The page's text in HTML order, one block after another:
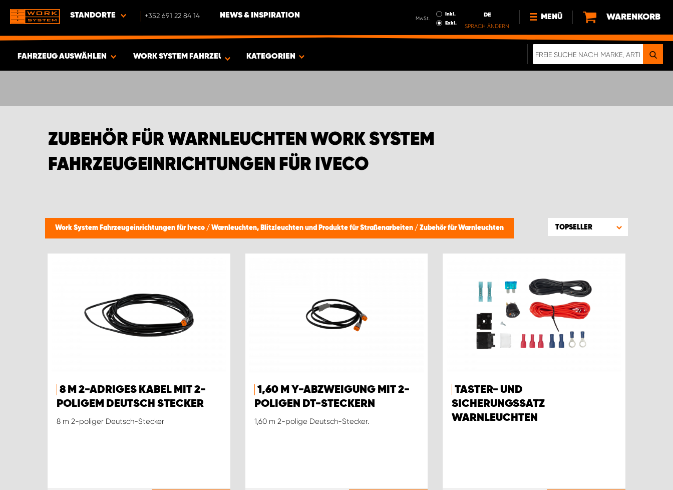
STANDORTE +352 691 22 84 14 NEWS & INSPIRATION MwSt.
Inkl.
Exkl.
DE
SPRACH ÄNDERN
MENÜ
NEWS
WARENKORB
FAHRZEUG AUSWÄHLEN WORK SYSTEM FAHRZEUGEINRICHTUNGEN FÜR IVECO
KATEGORIEN
ZUBEHÖR FÜR WARNLEUCHTEN WORK SYSTEM
FAHRZEUGEINRICHTUNGEN FÜR IVECO
Work System Fahrzeugeinrichtungen für Iveco / Warnleuchten, Blitzleuchten und Produkte für Straßenarbeiten / Zubehör für Warnleuchten TOPSELLER
8 M 2-ADRIGES KABEL MIT 2-
POLIGEM DEUTSCH STECKER
8 m 2-poliger Deutsch-Stecker
1,60 M Y-ABZWEIGUNG MIT 2-
POLIGEN DT-STECKERN
1,60 m 2-polige Deutsch-Stecker.
TASTER- UND
SICHERUNGSSATZ
WARNLEUCHTEN